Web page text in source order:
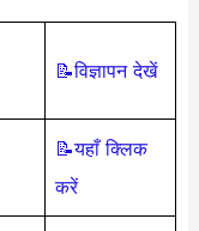
📝विज्ञापन देखें
📝यहाँ क्लिक
करें